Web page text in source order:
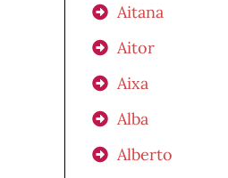
Aitana
Aitor
Aixa
Alba
Alberto